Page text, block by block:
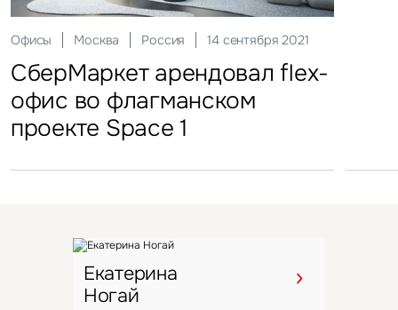
Офисы Москва Россия 14 сентября 2021
СберМаркет арендовал flex-
офис во флагманском
проекте Space 1
Склады Санкт-Петербург Россия
25 ноября 2021
«Марвел-Логистика»
арендовала 8,5 тыс. кв. м
в Шушарах
VIZANT
Екатерина
Ногай